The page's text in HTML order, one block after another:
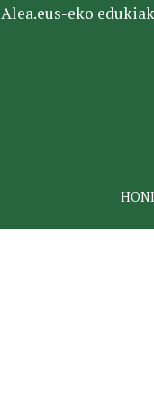
Alea.eus-eko